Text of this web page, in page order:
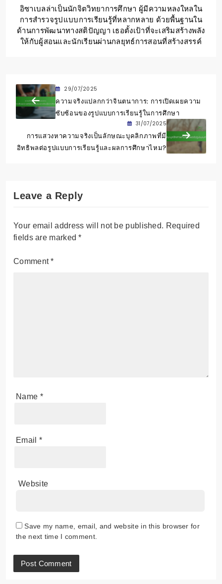
อิซาเบลล่าเป็นนักจิตวิทยาการศึกษา ผู้มีความหลงใหลใน
การสำรวจรูปแบบการเรียนรู้ที่หลากหลาย ด้วยพื้นฐานใน
ด้านการพัฒนาทางสติปัญญา เธอตั้งเป้าที่จะเสริมสร้างพลัง
ให้กับผู้สอนและนักเรียนผ่านกลยุทธ์การสอนที่สร้างสรรค์
29/07/2025
ความจริงแปลกกว่าจินตนาการ: การเปิดเผยความ
ซับซ้อนของรูปแบบการเรียนรู้ในการศึกษา
31/07/2025
การแสวงหาความจริงเป็นลักษณะบุคลิกภาพที่มี
อิทธิพลต่อรูปแบบการเรียนรู้และผลการศึกษาไหม?
Leave a Reply
Your email address will not be published. Required
fields are marked*
Comment*
Name *
Email *
Website
Save my name, email, and website in this browser for
the next time I comment.